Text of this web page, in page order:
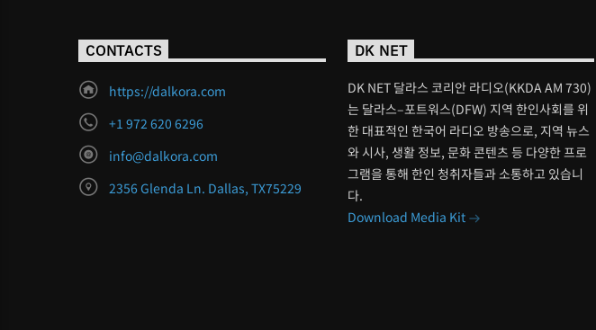
CONTACTS
https://dalkora.com
+1 972 620 6296
info@dalkora.com
2356 Glenda Ln. Dallas, TX75229
DK NET
DK NET 달라스 코리안 라디오(KKDA AM 730)
는 달라스–포트워스(DFW) 지역 한인사회를 위
한 대표적인 한국어 라디오 방송으로, 지역 뉴스
와 시사, 생활 정보, 문화 콘텐츠 등 다양한 프로
그램을 통해 한인 청취자들과 소통하고 있습니
다.
Download Media Kit